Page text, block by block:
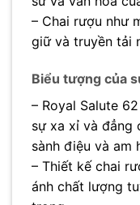
– Chai rượu như
giữ và truyền tải
Biểu tượng của
– Royal Salute
sự xa xỉ và đẳng
sành điệu và am
– Thiết kế chai
ánh chất lượng